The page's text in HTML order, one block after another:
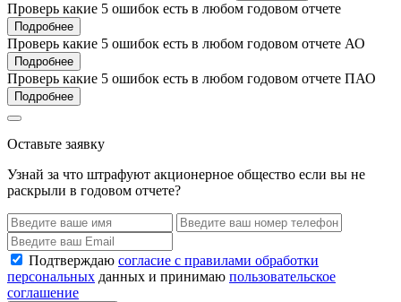
Проверь какие 5 ошибок есть в любом годовом отчете
Подробнее
Проверь какие 5 ошибок есть в любом годовом отчете АО
Подробнее
Проверь какие 5 ошибок есть в любом годовом отчете ПАО
Подробнее
Оставьте заявку
Узнай за что штрафуют акционерное общество если вы не
раскрыли в годовом отчете?
Подтверждаю согласие с правилами обработки
персональных данных и принимаю пользовательское
соглашение